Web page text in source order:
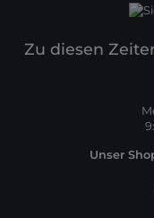
Zu diesen
Unser